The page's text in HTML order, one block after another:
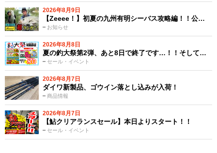
2026年8月9日
お知らせ
【Zeeee！】初夏の九州有明シーバス攻略編！！公…
2026年8月8日
セール・イベント
夏の釣大祭第2弾、あと8日で終了です…！！そして…
2026年8月7日
商品情報
ダイワ新製品、ゴウイン落とし込みが入荷！
2026年8月7日
セール・イベント
【鮎クリアランスセール】本日よりスタート！！